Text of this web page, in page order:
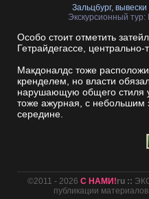
Зальцбург,
Экскурсионный
Особо стоит отметить
Гетрайдегассе,
Макдоналдс тоже
кренделем, но власти
нарушающую общего стиля
тоже ажурная, с небольшим
середине.
©2011 - 2026 С НАМИ!ru ::
публикации